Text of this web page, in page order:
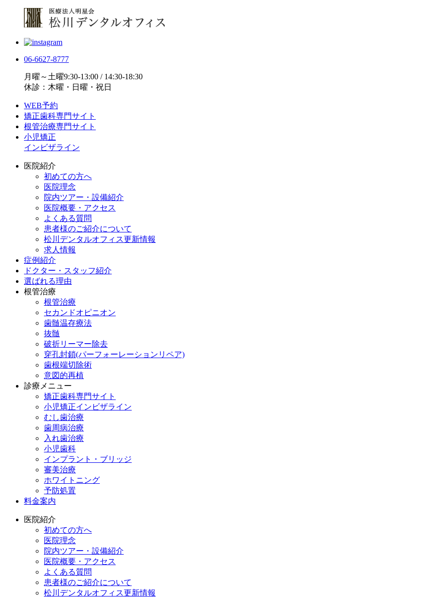
06-6627-8777
月曜～土曜9:30-13:00 / 14:30-18:30
休診：木曜・日曜・祝日
WEB予約
矯正歯科専門サイト
根管治療専門サイト
小児矯正
インビザライン
医院紹介
初めての方へ
医院理念
院内ツアー・設備紹介
医院概要・アクセス
よくある質問
患者様のご紹介について
松川デンタルオフィス更新情報
求人情報
症例紹介
ドクター・スタッフ紹介
選ばれる理由
根管治療
根管治療
セカンドオピニオン
歯髄温存療法
抜髄
破折リーマー除去
穿孔封鎖(パーフォーレーションリペア)
歯根端切除術
意図的再植
診療メニュー
矯正歯科専門サイト
小児矯正インビザライン
むし歯治療
歯周病治療
入れ歯治療
小児歯科
インプラント・ブリッジ
審美治療
ホワイトニング
予防処置
料金案内
医院紹介
初めての方へ
医院理念
院内ツアー・設備紹介
医院概要・アクセス
よくある質問
患者様のご紹介について
松川デンタルオフィス更新情報